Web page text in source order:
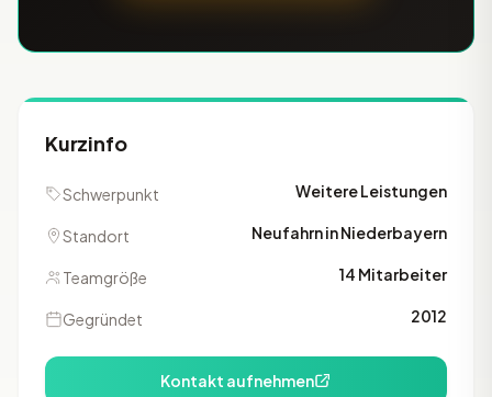
Kurzinfo
Schwerpunkt Weitere Leistungen
Standort Neufahrn in Niederbayern
Teamgröße 14 Mitarbeiter
Gegründet 2012
Kontakt aufnehmen